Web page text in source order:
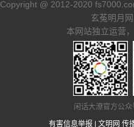
Copyright @ 2012-2020
玄菟明月
本网站独立运营
闲话大潦官方公
有害信息举报
文明网 传